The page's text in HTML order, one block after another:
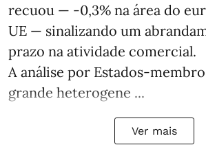
recuou — -0,3% na área do
UE — sinalizando um
prazo na atividade comercial.
A análise por
grande heterogene ...
Ver mais